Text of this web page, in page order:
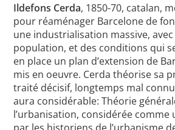
Ildefons Cerda, 1850-70, catalan,
pour réaménager Barcelone de
une industrialisation massive,
population, et des conditions qui
en place un plan d’extension de
mis en oeuvre. Cerda théorise sa
traité décisif, longtemps mal
aura considérable: Théorie
l’urbanisation, considérée